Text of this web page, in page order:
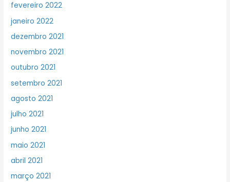
fevereiro 2022
janeiro 2022
dezembro 2021
novembro 2021
outubro 2021
setembro 2021
agosto 2021
julho 2021
junho 2021
maio 2021
abril 2021
março 2021